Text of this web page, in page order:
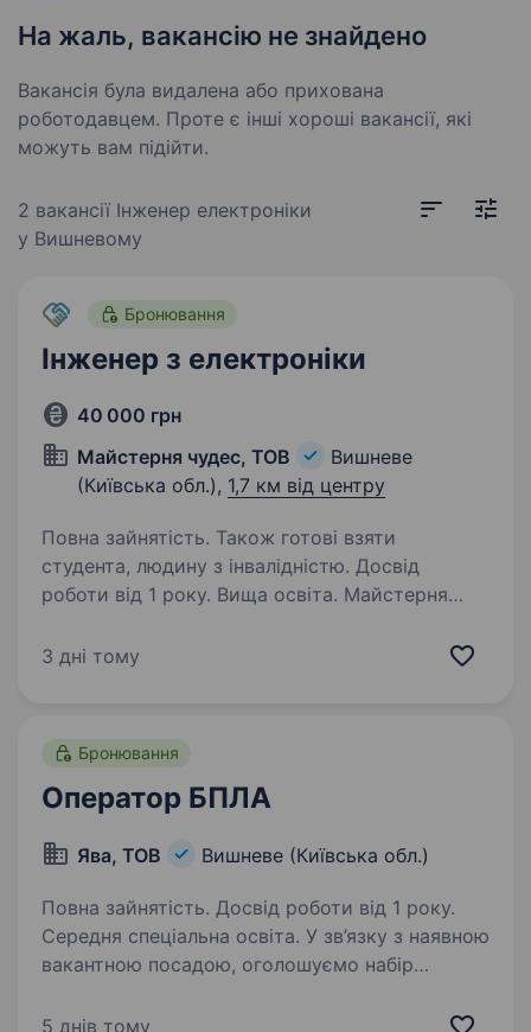
На жаль, вакансію не знайдено
Вакансія була видалена або прихована
роботодавцем. Проте є інші хороші вакансії, які
можуть вам підійти.
2 вакансії Інженер електроніки
у Вишневому
Бронювання
Інженер з електроніки
40 000 грн
Майстерня чудес, ТОВ
Вишневе
(Київська обл.), 1,7 км від центру
Повна зайнятість. Також готові взяти
студента, людину з інвалідністю. Досвід
роботи від 1 року. Вища освіта. Майстерня
спеціалізується на виготовленні, монтажах
замовниками…
3 дні тому
Бронювання
Оператор БПЛА
Ява, ТОВ Вишневе (Київська обл.)
Повна зайнятість. Досвід роботи від 1 року.
Середня спеціальна освіта. У зв’язку з наявною
вакантною посадою, оголошуємо набір
Офіційне працевлаштування Бронювання
5 днів тому